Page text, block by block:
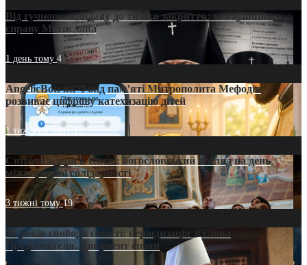
Від гучного скандалу до тихого закриття: хто зупинив
справу Мстислава
1 день тому4
AngelicBot: як Фонд пам’яті Митрополита Мефодія
розвиває цифрову катехизацію дітей
1 тиждень тому12
Світові лідери в Києві: богословський погляд на день
міжнародної солідарності
3 тижні тому19
35 років свободи совісті: періодизація зі слова
Предстоятеля. Документ епохи